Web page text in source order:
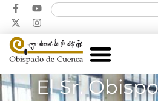
El Sr.